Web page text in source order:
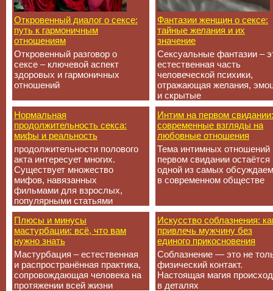
Откровенный диалог о сексе:
путь к гармоничным
отношениям
Откровенный разговор о
сексе – ключевой аспект
здоровых и гармоничных
отношений
Фантазии женщин о сексе:
тайные желания и их
значение
Сексуальные фантазии –
естественная часть
человеческой психики,
отражающая желания,
и скрытые
Нормальная
продолжительность секса:
мифы и реальность
продолжительности полового
акта интересует многих.
Существует множество
мифов, навязанных
фильмами для взрослых,
популярными статьями
Интим на первом свидании:
современные взгляды на
любовные отношения
Тема интимных отношений
первом свидании остаётся
одной из самых
в современном обществе
Плюсы и минусы
мастурбации: всё, что вам
нужно знать
Мастурбация – естественная
и распространённая практика,
сопровождающая человека на
протяжении всей жизни
Искусство соблазнения:
привлечь мужчину без
единого прикосновения
Соблазнение — это не
физический контакт.
Настоящая магия
в деталях